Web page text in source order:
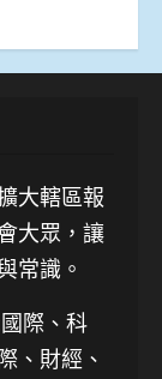
大轄區報
大眾，讓
常識。
國際、科
、財經、